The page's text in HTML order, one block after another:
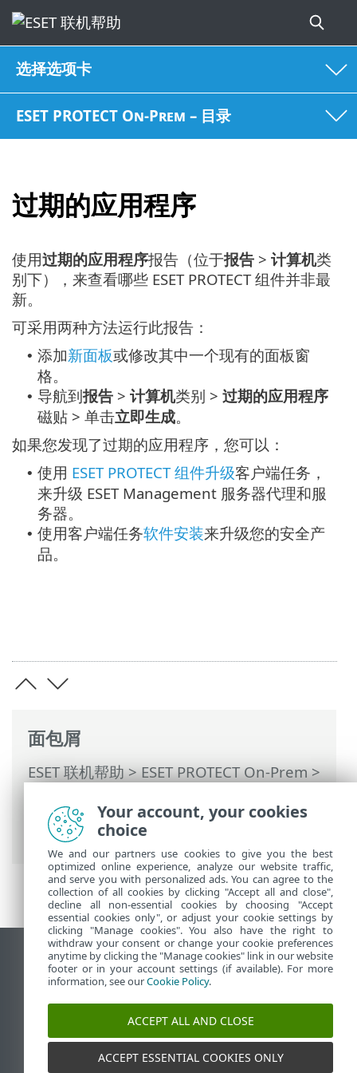
选择选项卡
ESET PROTECT On-Prem – 目录
过期的应用程序
面包屑
ESET 联机帮助>ESET PROTECT On-Prem>
PROTECT On-Prem 主菜单 >报告> 过期的
应用程序
使用过期的应用程序报告（位于报告 > 计算机类
别下），来查看哪些 ESET PROTECT 组件并非最
新。
可采用两种方法运行此报告：
• 添加新面板或修改其中一个现有的面板窗
格。
• 导航到报告 > 计算机类别 > 过期的应用程序
磁贴 > 单击立即生成。
如果您发现了过期的应用程序，您可以：
• 使用 ESET PROTECT 组件升级客户端任务，
来升级 ESET Management 服务器代理和服
务器。
• 使用客户端任务软件安装来升级您的安全产
品。
查看桌面站点
End of Life
ESET 知识库
ESET Status Portal
Your account, your cookies
choice
We and our partners use cookies to give you the best
optimized online experience, analyze our website traffic,
and serve you with personalized ads. You can agree to the
collection of all cookies by clicking "Accept all and close",
decline all non-essential cookies by choosing "Accept
essential cookies only", or adjust your cookie settings by
clicking "Manage cookies". You also have the right to
withdraw your consent or change your cookie preferences
anytime by clicking the "Manage cookies" link in our website
footer or in your account settings (if available). For more
information, see ourCookie Policy.
ACCEPT ALL AND CLOSE
ACCEPT ESSENTIAL COOKIES ONLY